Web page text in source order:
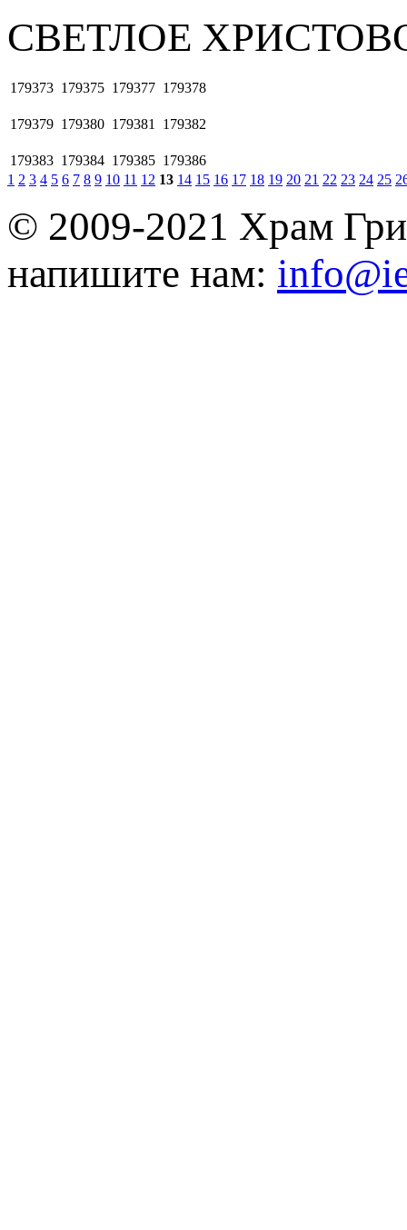
СВЕТЛОЕ
179373 179375 179377 179378
179379 179380 179381 179382
179383 179384 179385 179386
1 2 3 4 5 6 7 8 9 10 11 12 13 14 15 16 17 18 19 20 21 22 23 24 25
© 2009-2021 Храм
напишите нам: